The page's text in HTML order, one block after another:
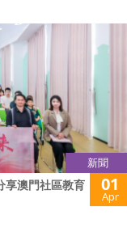
新聞
享澳門社區教育
01
Apr